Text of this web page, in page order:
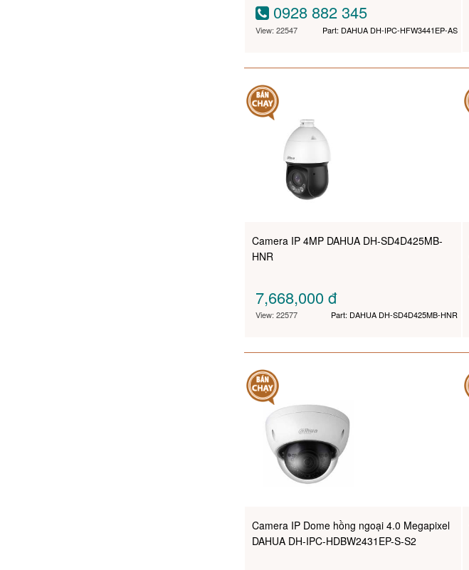
0928 882 345
View: 22547 Part: DAHUA DH-IPC-HFW3441EP-AS
Camera IP 4MP DAHUA DH-SD4D425MB-
HNR
7,668,000đ
View: 22577 Part: DAHUA DH-SD4D425MB-HNR
Camera IP Dome hồng ngoại 4.0 Megapixel
DAHUA DH-IPC-HDBW2431EP-S-S2